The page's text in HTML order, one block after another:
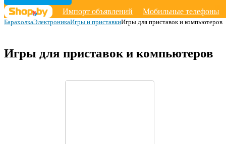
Импорт объявлений
Мобильные телефоны
БарахолкаЭлектроникаИгры и приставкиИгры для приставок и компьютеров
Игры для приставок и компьютеров